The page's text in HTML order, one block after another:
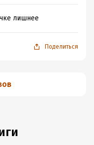
лишнее
Поделиться